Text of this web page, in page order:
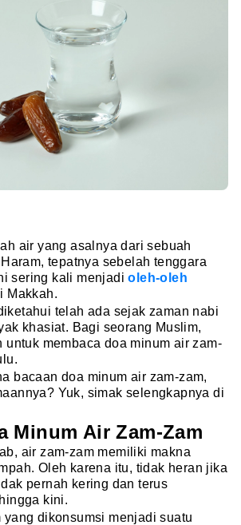
air yang asalnya dari sebuah
tepatnya sebelah tenggara
sering kali menjadioleh-oleh
Makkah.
telah ada sejak zaman nabi
khasiat. Bagi seorang Muslim,
untuk membaca doa minum air zam-
bacaan doa minum air zam-zam,
Yuk, simak selengkapnya di
Minum Air Zam-Zam
air zam-zam memiliki makna
Oleh karena itu, tidak heran jika
pernah kering dan terus
kini.
yang dikonsumsi menjadi suatu